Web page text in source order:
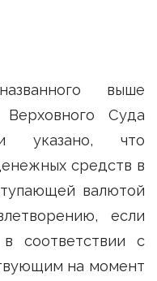
выше
Верховного Суда
указано, что
средств в
валютой
если
соответствии с
на момент